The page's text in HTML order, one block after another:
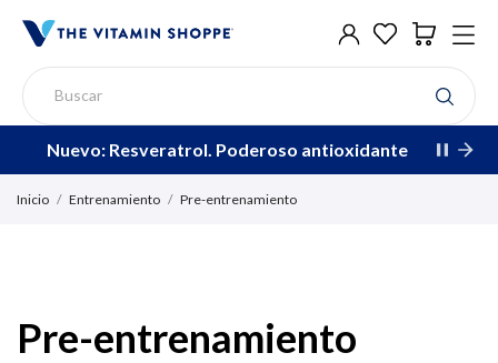
Nuevo: Resveratrol. Poderoso antioxidante
Inicio Entrenamiento Pre-entrenamiento
Pre-entrenamiento